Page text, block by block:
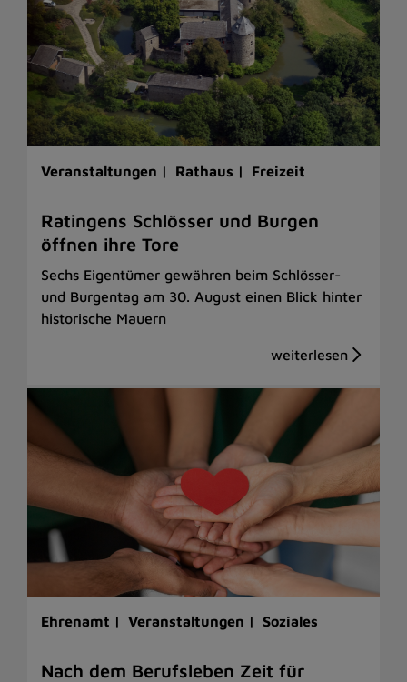
Veranstaltungen | Rathaus | Freizeit
Ratingens Schlösser und Burgen
öffnen ihre Tore
Sechs Eigentümer gewähren beim Schlösser-
und Burgentag am 30. August einen Blick hinter
historische Mauern
Ehrenamt | Veranstaltungen | Soziales
Nach dem Berufsleben Zeit für